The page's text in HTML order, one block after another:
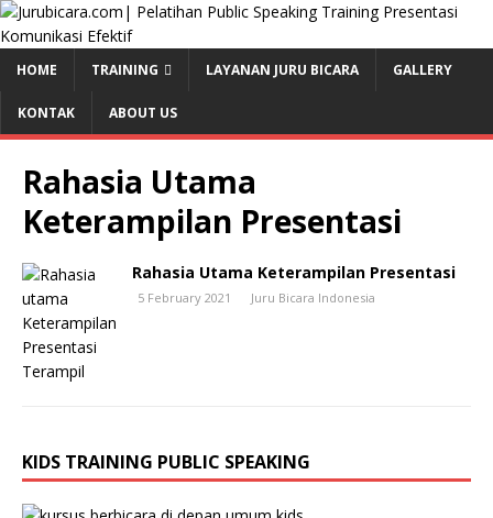
HOME TRAINING LAYANAN JURU BICARA GALLERY
KONTAK ABOUT US
Rahasia Utama
Keterampilan Presentasi
Rahasia Utama Keterampilan Presentasi
5 February 2021 Juru Bicara Indonesia
KIDS TRAINING PUBLIC SPEAKING